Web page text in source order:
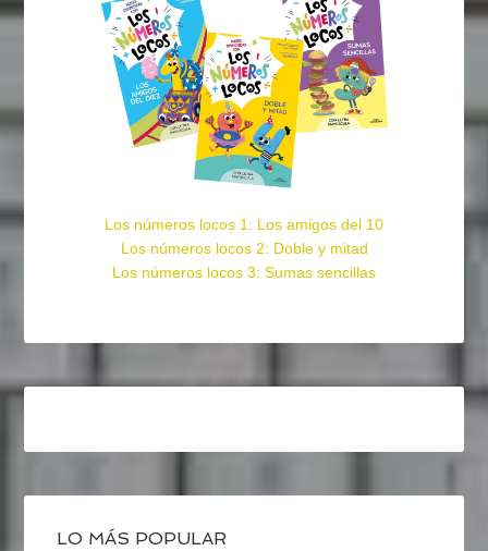
Los números locos 1: Los amigos del 10
Los números locos 2: Doble y mitad
Los números locos 3: Sumas sencillas
LO MÁS POPULAR